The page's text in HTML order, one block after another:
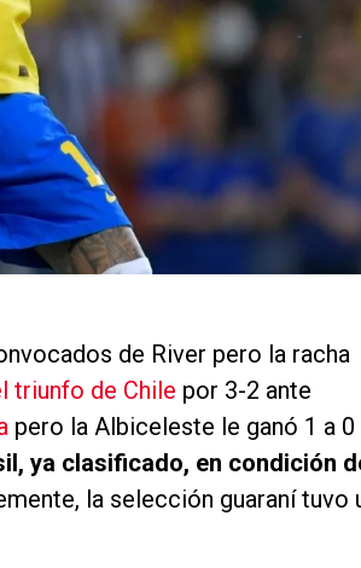
de River pero la racha
triunfo de Chile por 3-2 ante
pero la Albiceleste le ganó 1 a 0
ya clasificado, en condición
la selección guaraní tuvo